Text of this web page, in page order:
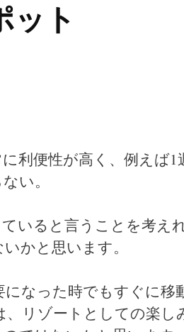
ット
利便性が高く、例えば1
い。
いると言うことを考え
かと思います。
なった時でもすぐに移
リゾートとしての楽し